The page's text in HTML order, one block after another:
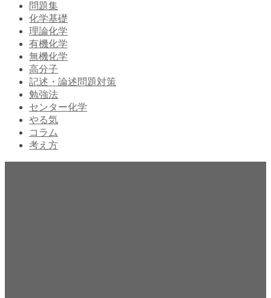
問題集
化学基礎
理論化学
有機化学
無機化学
高分子
記述・論述問題対策
勉強法
センター化学
やる気
コラム
考え方